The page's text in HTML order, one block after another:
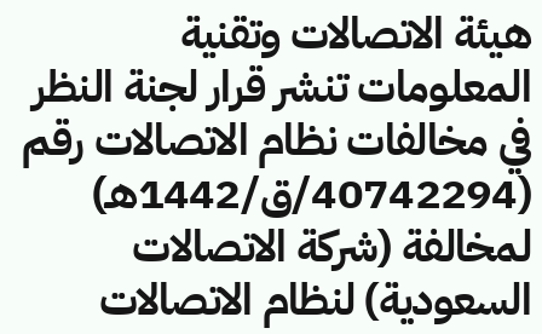
هيئة الاتصالات وتقنية
المعلومات تنشر قرار لجنة النظر
في مخالفات نظام الاتصالات رقم
(40742294/ق/1442هـ)
لمخالفة (شركة الاتصالات
السعودية) لنظام الاتصالات